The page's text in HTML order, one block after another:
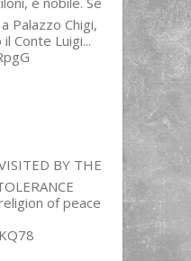
Palazzo Chigi,
Conte Luigi...
BY THE
|religion of peace